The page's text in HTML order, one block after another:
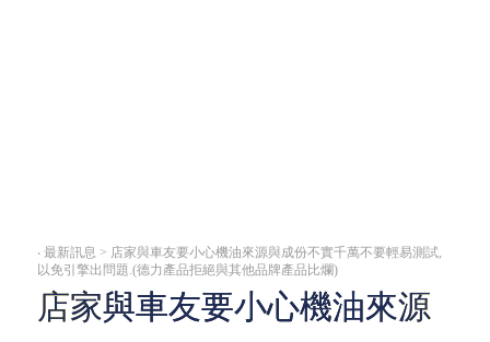
‧最新訊息 > 店家與車友要小心機油來源與成份不實千萬不要輕易測試,
以免引擎出問題.(德力產品拒絕與其他品牌產品比爛)
店家與車友要小心機油來源